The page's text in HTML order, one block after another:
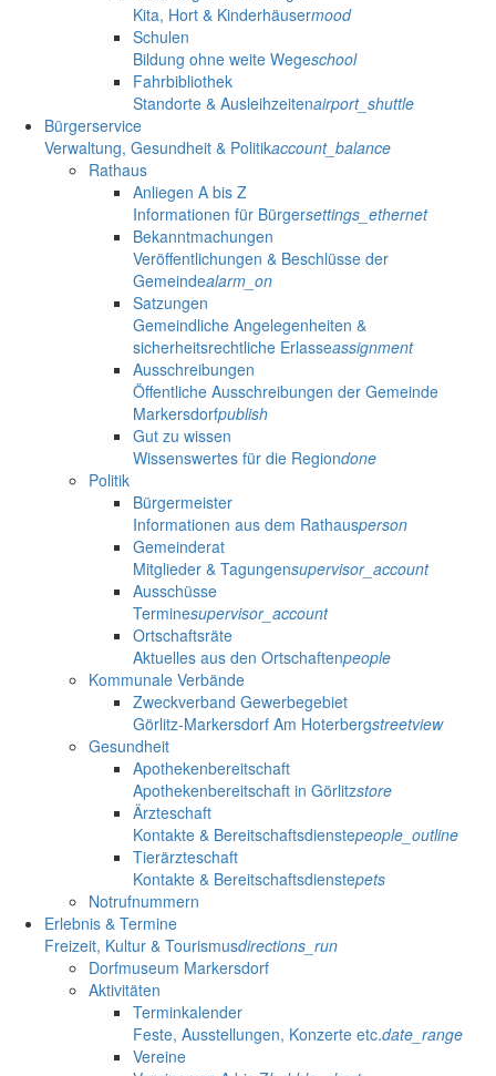
Kita, Hort & Kinderhäusermood
Schulen
Bildung ohne weite Wegeschool
Fahrbibliothek
Standorte & Ausleihzeitenairport_shuttle
Bürgerservice
Verwaltung, Gesundheit & Politikaccount_balance
Rathaus
Anliegen A bis Z
Informationen für Bürgersettings_ethernet
Bekanntmachungen
Veröffentlichungen & Beschlüsse der
Gemeindealarm_on
Satzungen
Gemeindliche Angelegenheiten &
sicherheitsrechtliche Erlasseassignment
Ausschreibungen
Öffentliche Ausschreibungen der Gemeinde
Markersdorfpublish
Gut zu wissen
Wissenswertes für die Regiondone
Politik
Bürgermeister
Informationen aus dem Rathausperson
Gemeinderat
Mitglieder & Tagungensupervisor_account
Ausschüsse
Terminesupervisor_account
Ortschaftsräte
Aktuelles aus den Ortschaftenpeople
Kommunale Verbände
Zweckverband Gewerbegebiet
Görlitz-Markersdorf Am Hoterbergstreetview
Gesundheit
Apothekenbereitschaft
Apothekenbereitschaft in Görlitzstore
Ärzteschaft
Kontakte & Bereitschaftsdienstepeople_outline
Tierärzteschaft
Kontakte & Bereitschaftsdienstepets
Notrufnummern
Erlebnis & Termine
Freizeit, Kultur & Tourismusdirections_run
Dorfmuseum Markersdorf
Aktivitäten
Terminkalender
Feste, Ausstellungen, Konzerte etc.date_range
Vereine